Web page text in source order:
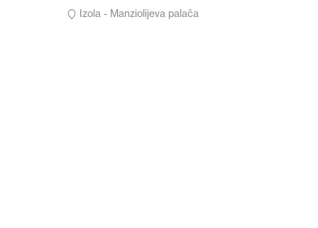
Izola - Manziolijeva palača